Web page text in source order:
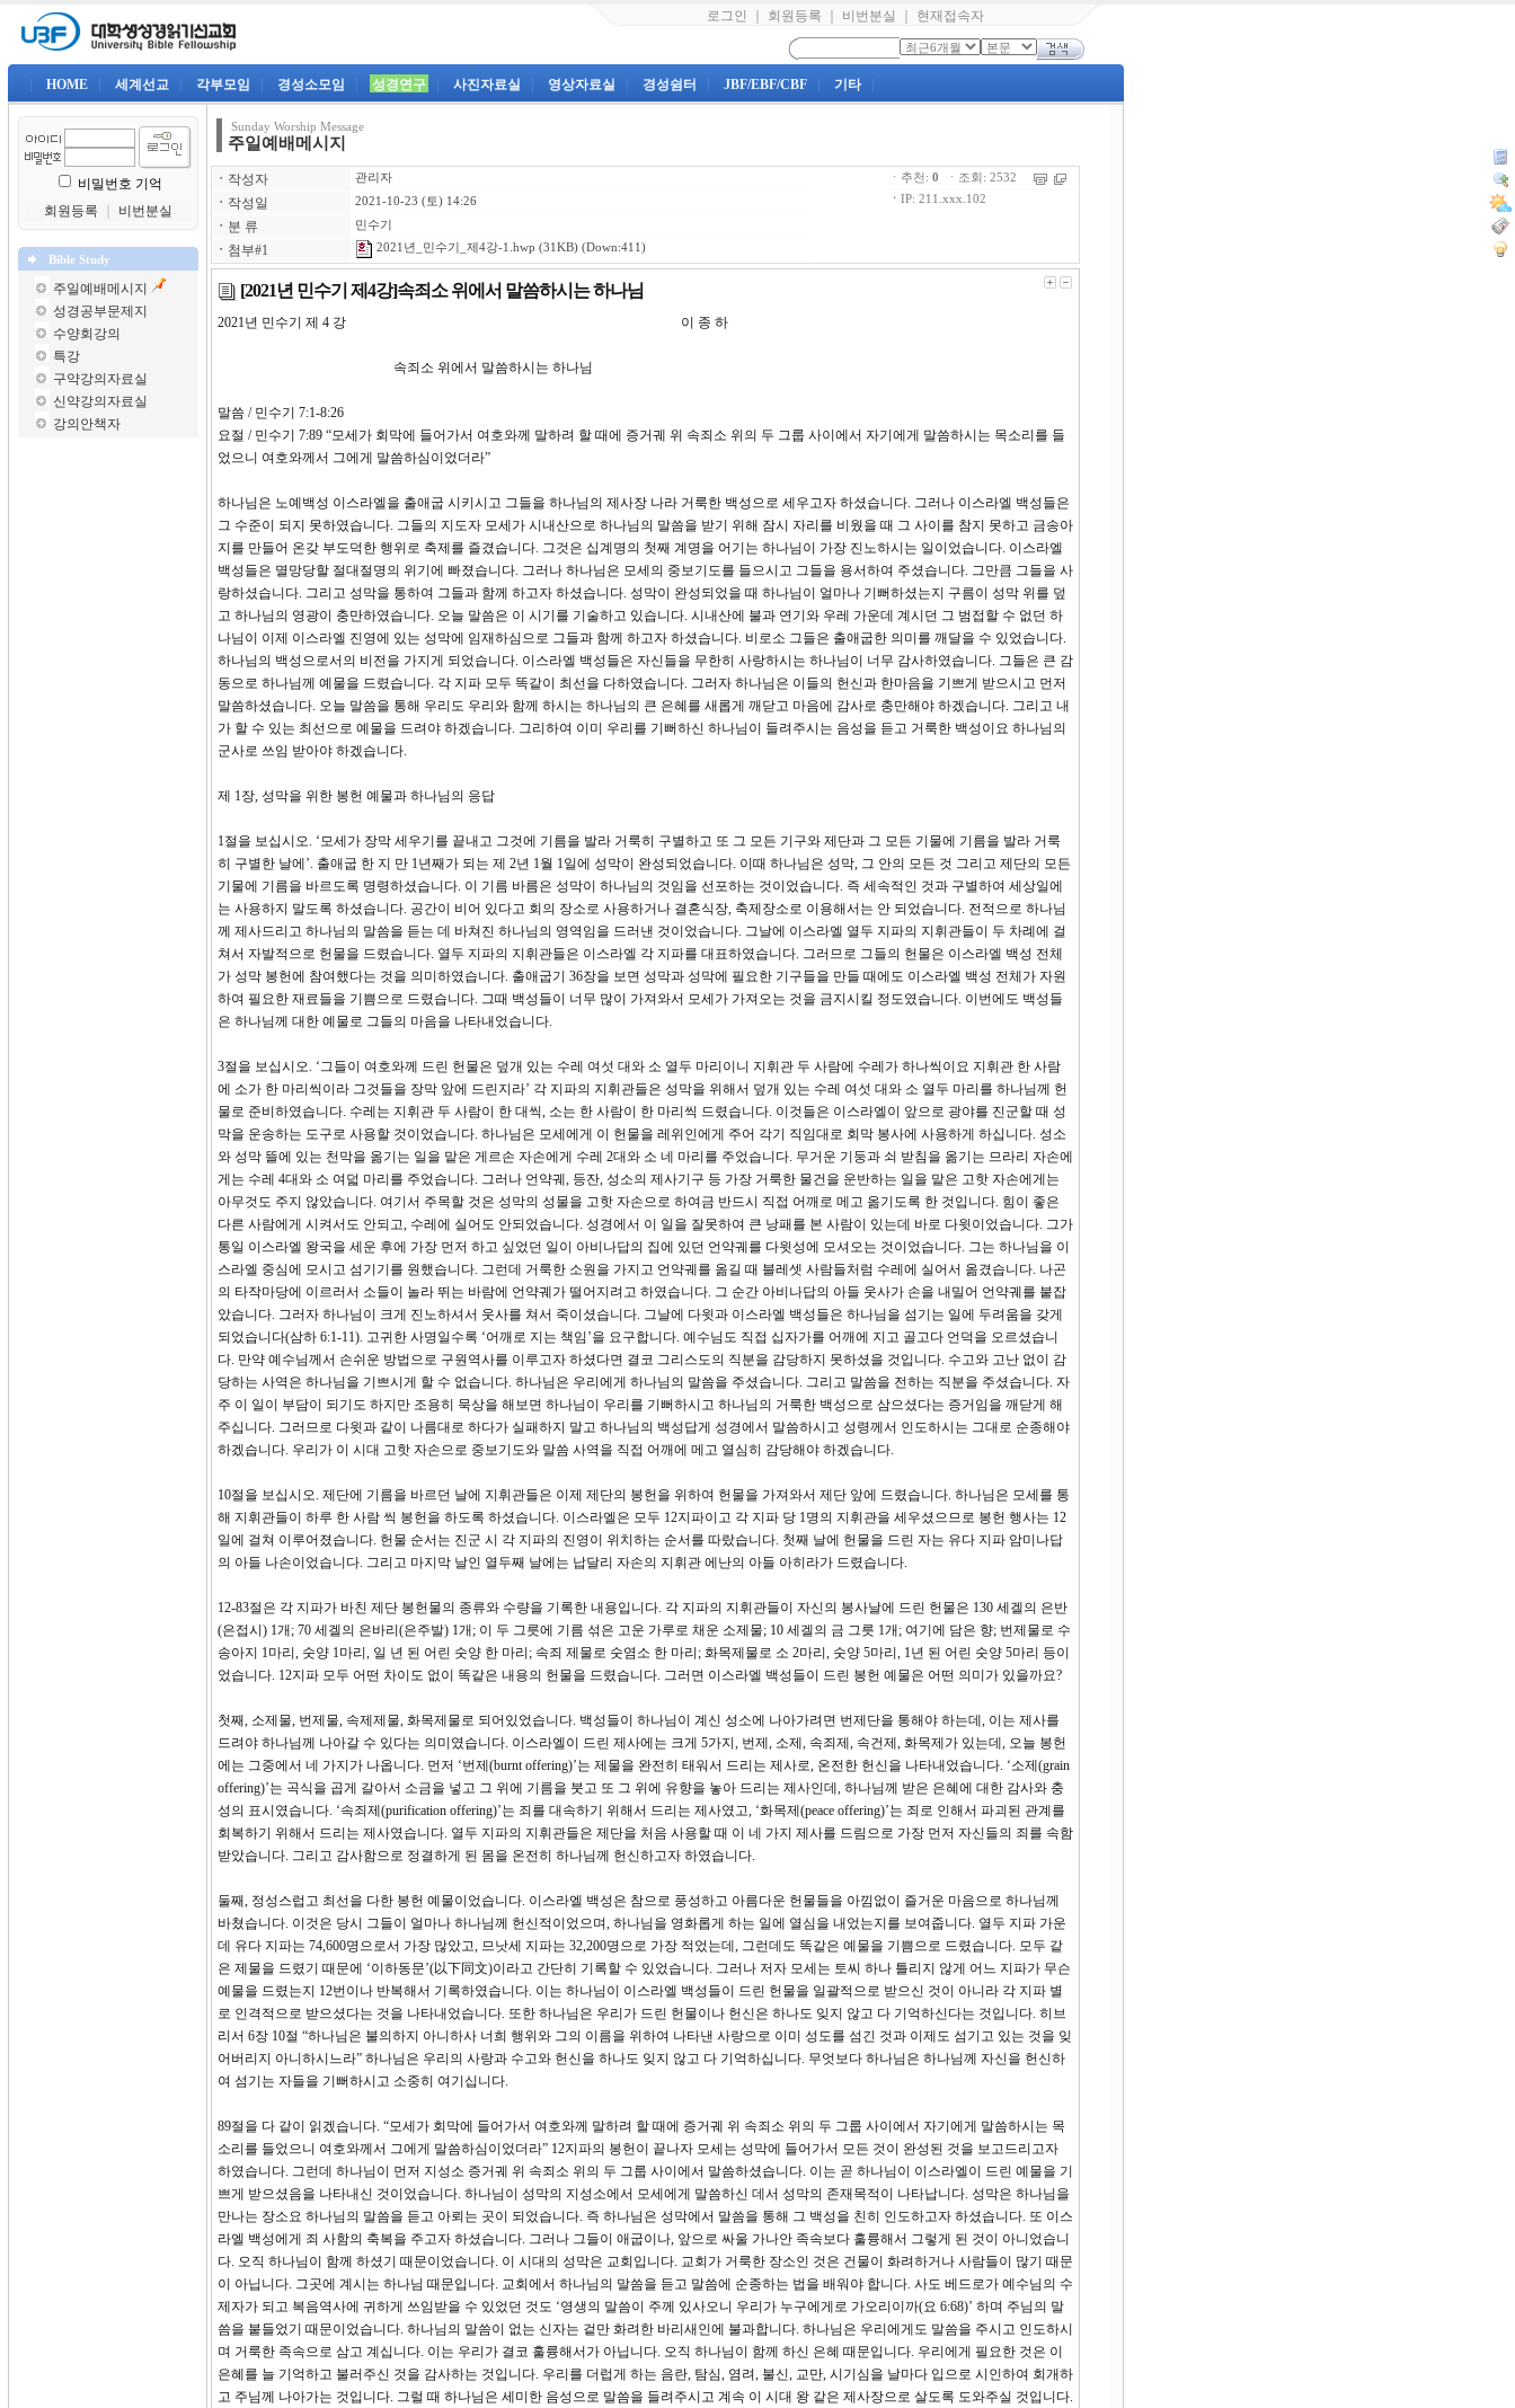
로그인 회원등록 비번분실 현재접속자
HOME 세계선교 각부모임 경성소모임 성경연구 사진자료실 영상자료실 경성쉼터 JBF/EBF/CBF 기타
비밀번호 기억
회원등록
비번분실
Bible Study
주일예배메시지
성경공부문제지
수양회강의
특강
구약강의자료실
신약강의자료실
강의안책자
Sunday Worship Message
주일예배메시지
ㆍ 작성자 관리자
ㆍ 작성일 2021-10-23 (토) 14:26
ㆍ 분 류 민수기
ㆍ 첨부#1 2021년_민수기_제4강-1.hwp (31KB) (Down:411)
ㆍ추천: 0 ㆍ조회: 2532
ㆍ IP: 211.xxx.102
[2021년 민수기 제4강]속죄소 위에서 말씀하시는 하나님
2021년 민수기 제 4 강 이 종 하
속죄소 위에서 말씀하시는 하나님
말씀 / 민수기 7:1-8:26
요절 / 민수기 7:89 “모세가 회막에 들어가서 여호와께 말하려 할 때에 증거궤 위 속죄소 위의 두 그룹 사이에서 자기에게 말씀하시는 목소리를 들
었으니 여호와께서 그에게 말씀하심이었더라”
하나님은 노예백성 이스라엘을 출애굽 시키시고 그들을 하나님의 제사장 나라 거룩한 백성으로 세우고자 하셨습니다. 그러나 이스라엘 백성들은
그 수준이 되지 못하였습니다. 그들의 지도자 모세가 시내산으로 하나님의 말씀을 받기 위해 잠시 자리를 비웠을 때 그 사이를 참지 못하고 금송아
지를 만들어 온갖 부도덕한 행위로 축제를 즐겼습니다. 그것은 십계명의 첫째 계명을 어기는 하나님이 가장 진노하시는 일이었습니다. 이스라엘
백성들은 멸망당할 절대절명의 위기에 빠졌습니다. 그러나 하나님은 모세의 중보기도를 들으시고 그들을 용서하여 주셨습니다. 그만큼 그들을 사
랑하셨습니다. 그리고 성막을 통하여 그들과 함께 하고자 하셨습니다. 성막이 완성되었을 때 하나님이 얼마나 기뻐하셨는지 구름이 성막 위를 덮
고 하나님의 영광이 충만하였습니다. 오늘 말씀은 이 시기를 기술하고 있습니다. 시내산에 불과 연기와 우레 가운데 계시던 그 범접할 수 없던 하
나님이 이제 이스라엘 진영에 있는 성막에 임재하심으로 그들과 함께 하고자 하셨습니다. 비로소 그들은 출애굽한 의미를 깨달을 수 있었습니다.
하나님의 백성으로서의 비전을 가지게 되었습니다. 이스라엘 백성들은 자신들을 무한히 사랑하시는 하나님이 너무 감사하였습니다. 그들은 큰 감
동으로 하나님께 예물을 드렸습니다. 각 지파 모두 똑같이 최선을 다하였습니다. 그러자 하나님은 이들의 헌신과 한마음을 기쁘게 받으시고 먼저
말씀하셨습니다. 오늘 말씀을 통해 우리도 우리와 함께 하시는 하나님의 큰 은혜를 새롭게 깨닫고 마음에 감사로 충만해야 하겠습니다. 그리고 내
가 할 수 있는 최선으로 예물을 드려야 하겠습니다. 그리하여 이미 우리를 기뻐하신 하나님이 들려주시는 음성을 듣고 거룩한 백성이요 하나님의
군사로 쓰임 받아야 하겠습니다.
제 1장, 성막을 위한 봉헌 예물과 하나님의 응답
1절을 보십시오. ‘모세가 장막 세우기를 끝내고 그것에 기름을 발라 거룩히 구별하고 또 그 모든 기구와 제단과 그 모든 기물에 기름을 발라 거룩
히 구별한 날에’. 출애굽 한 지 만 1년째가 되는 제 2년 1월 1일에 성막이 완성되었습니다. 이때 하나님은 성막, 그 안의 모든 것 그리고 제단의 모든
기물에 기름을 바르도록 명령하셨습니다. 이 기름 바름은 성막이 하나님의 것임을 선포하는 것이었습니다. 즉 세속적인 것과 구별하여 세상일에
는 사용하지 말도록 하셨습니다. 공간이 비어 있다고 회의 장소로 사용하거나 결혼식장, 축제장소로 이용해서는 안 되었습니다. 전적으로 하나님
께 제사드리고 하나님의 말씀을 듣는 데 바쳐진 하나님의 영역임을 드러낸 것이었습니다. 그날에 이스라엘 열두 지파의 지휘관들이 두 차례에 걸
쳐서 자발적으로 헌물을 드렸습니다. 열두 지파의 지휘관들은 이스라엘 각 지파를 대표하였습니다. 그러므로 그들의 헌물은 이스라엘 백성 전체
가 성막 봉헌에 참여했다는 것을 의미하였습니다. 출애굽기 36장을 보면 성막과 성막에 필요한 기구들을 만들 때에도 이스라엘 백성 전체가 자원
하여 필요한 재료들을 기쁨으로 드렸습니다. 그때 백성들이 너무 많이 가져와서 모세가 가져오는 것을 금지시킬 정도였습니다. 이번에도 백성들
은 하나님께 대한 예물로 그들의 마음을 나타내었습니다.
3절을 보십시오. ‘그들이 여호와께 드린 헌물은 덮개 있는 수레 여섯 대와 소 열두 마리이니 지휘관 두 사람에 수레가 하나씩이요 지휘관 한 사람
에 소가 한 마리씩이라 그것들을 장막 앞에 드린지라’ 각 지파의 지휘관들은 성막을 위해서 덮개 있는 수레 여섯 대와 소 열두 마리를 하나님께 헌
물로 준비하였습니다. 수레는 지휘관 두 사람이 한 대씩, 소는 한 사람이 한 마리씩 드렸습니다. 이것들은 이스라엘이 앞으로 광야를 진군할 때 성
막을 운송하는 도구로 사용할 것이었습니다. 하나님은 모세에게 이 헌물을 레위인에게 주어 각기 직임대로 회막 봉사에 사용하게 하십니다. 성소
와 성막 뜰에 있는 천막을 옮기는 일을 맡은 게르손 자손에게 수레 2대와 소 네 마리를 주었습니다. 무거운 기둥과 쇠 받침을 옮기는 므라리 자손에
게는 수레 4대와 소 여덟 마리를 주었습니다. 그러나 언약궤, 등잔, 성소의 제사기구 등 가장 거룩한 물건을 운반하는 일을 맡은 고핫 자손에게는
아무것도 주지 않았습니다. 여기서 주목할 것은 성막의 성물을 고핫 자손으로 하여금 반드시 직접 어깨로 메고 옮기도록 한 것입니다. 힘이 좋은
다른 사람에게 시켜서도 안되고, 수레에 실어도 안되었습니다. 성경에서 이 일을 잘못하여 큰 낭패를 본 사람이 있는데 바로 다윗이었습니다. 그가
통일 이스라엘 왕국을 세운 후에 가장 먼저 하고 싶었던 일이 아비나답의 집에 있던 언약궤를 다윗성에 모셔오는 것이었습니다. 그는 하나님을 이
스라엘 중심에 모시고 섬기기를 원했습니다. 그런데 거룩한 소원을 가지고 언약궤를 옮길 때 블레셋 사람들처럼 수레에 실어서 옮겼습니다. 나곤
의 타작마당에 이르러서 소들이 놀라 뛰는 바람에 언약궤가 떨어지려고 하였습니다. 그 순간 아비나답의 아들 웃사가 손을 내밀어 언약궤를 붙잡
았습니다. 그러자 하나님이 크게 진노하셔서 웃사를 쳐서 죽이셨습니다. 그날에 다윗과 이스라엘 백성들은 하나님을 섬기는 일에 두려움을 갖게
되었습니다(삼하 6:1-11). 고귀한 사명일수록 ‘어깨로 지는 책임’을 요구합니다. 예수님도 직접 십자가를 어깨에 지고 골고다 언덕을 오르셨습니
다. 만약 예수님께서 손쉬운 방법으로 구원역사를 이루고자 하셨다면 결코 그리스도의 직분을 감당하지 못하셨을 것입니다. 수고와 고난 없이 감
당하는 사역은 하나님을 기쁘시게 할 수 없습니다. 하나님은 우리에게 하나님의 말씀을 주셨습니다. 그리고 말씀을 전하는 직분을 주셨습니다. 자
주 이 일이 부담이 되기도 하지만 조용히 묵상을 해보면 하나님이 우리를 기뻐하시고 하나님의 거룩한 백성으로 삼으셨다는 증거임을 깨닫게 해
주십니다. 그러므로 다윗과 같이 나름대로 하다가 실패하지 말고 하나님의 백성답게 성경에서 말씀하시고 성령께서 인도하시는 그대로 순종해야
하겠습니다. 우리가 이 시대 고핫 자손으로 중보기도와 말씀 사역을 직접 어깨에 메고 열심히 감당해야 하겠습니다.
10절을 보십시오. 제단에 기름을 바르던 날에 지휘관들은 이제 제단의 봉헌을 위하여 헌물을 가져와서 제단 앞에 드렸습니다. 하나님은 모세를 통
해 지휘관들이 하루 한 사람 씩 봉헌을 하도록 하셨습니다. 이스라엘은 모두 12지파이고 각 지파 당 1명의 지휘관을 세우셨으므로 봉헌 행사는 12
일에 걸쳐 이루어졌습니다. 헌물 순서는 진군 시 각 지파의 진영이 위치하는 순서를 따랐습니다. 첫째 날에 헌물을 드린 자는 유다 지파 암미나답
의 아들 나손이었습니다. 그리고 마지막 날인 열두째 날에는 납달리 자손의 지휘관 에난의 아들 아히라가 드렸습니다.
12-83절은 각 지파가 바친 제단 봉헌물의 종류와 수량을 기록한 내용입니다. 각 지파의 지휘관들이 자신의 봉사날에 드린 헌물은 130 세겔의 은반
(은접시) 1개; 70 세겔의 은바리(은주발) 1개; 이 두 그릇에 기름 섞은 고운 가루로 채운 소제물; 10 세겔의 금 그릇 1개; 여기에 담은 향; 번제물로 수
송아지 1마리, 숫양 1마리, 일 년 된 어린 숫양 한 마리; 속죄 제물로 숫염소 한 마리; 화목제물로 소 2마리, 숫양 5마리, 1년 된 어린 숫양 5마리 등이
었습니다. 12지파 모두 어떤 차이도 없이 똑같은 내용의 헌물을 드렸습니다. 그러면 이스라엘 백성들이 드린 봉헌 예물은 어떤 의미가 있을까요?
첫째, 소제물, 번제물, 속제제물, 화목제물로 되어있었습니다. 백성들이 하나님이 계신 성소에 나아가려면 번제단을 통해야 하는데, 이는 제사를
드려야 하나님께 나아갈 수 있다는 의미였습니다. 이스라엘이 드린 제사에는 크게 5가지, 번제, 소제, 속죄제, 속건제, 화목제가 있는데, 오늘 봉헌
에는 그중에서 네 가지가 나옵니다. 먼저 ‘번제(burnt offering)’는 제물을 완전히 태워서 드리는 제사로, 온전한 헌신을 나타내었습니다. ‘소제(grain
offering)’는 곡식을 곱게 갈아서 소금을 넣고 그 위에 기름을 붓고 또 그 위에 유향을 놓아 드리는 제사인데, 하나님께 받은 은혜에 대한 감사와 충
성의 표시였습니다. ‘속죄제(purification offering)’는 죄를 대속하기 위해서 드리는 제사였고, ‘화목제(peace offering)’는 죄로 인해서 파괴된 관계를
회복하기 위해서 드리는 제사였습니다. 열두 지파의 지휘관들은 제단을 처음 사용할 때 이 네 가지 제사를 드림으로 가장 먼저 자신들의 죄를 속함
받았습니다. 그리고 감사함으로 정결하게 된 몸을 온전히 하나님께 헌신하고자 하였습니다.
둘째, 정성스럽고 최선을 다한 봉헌 예물이었습니다. 이스라엘 백성은 참으로 풍성하고 아름다운 헌물들을 아낌없이 즐거운 마음으로 하나님께
바쳤습니다. 이것은 당시 그들이 얼마나 하나님께 헌신적이었으며, 하나님을 영화롭게 하는 일에 열심을 내었는지를 보여줍니다. 열두 지파 가운
데 유다 지파는 74,600명으로서 가장 많았고, 므낫세 지파는 32,200명으로 가장 적었는데, 그런데도 똑같은 예물을 기쁨으로 드렸습니다. 모두 같
은 제물을 드렸기 때문에 ‘이하동문’(以下同文)이라고 간단히 기록할 수 있었습니다. 그러나 저자 모세는 토씨 하나 틀리지 않게 어느 지파가 무슨
예물을 드렸는지 12번이나 반복해서 기록하였습니다. 이는 하나님이 이스라엘 백성들이 드린 헌물을 일괄적으로 받으신 것이 아니라 각 지파 별
로 인격적으로 받으셨다는 것을 나타내었습니다. 또한 하나님은 우리가 드린 헌물이나 헌신은 하나도 잊지 않고 다 기억하신다는 것입니다. 히브
리서 6장 10절 “하나님은 불의하지 아니하사 너희 행위와 그의 이름을 위하여 나타낸 사랑으로 이미 성도를 섬긴 것과 이제도 섬기고 있는 것을 잊
어버리지 아니하시느라” 하나님은 우리의 사랑과 수고와 헌신을 하나도 잊지 않고 다 기억하십니다. 무엇보다 하나님은 하나님께 자신을 헌신하
여 섬기는 자들을 기뻐하시고 소중히 여기십니다.
89절을 다 같이 읽겠습니다. “모세가 회막에 들어가서 여호와께 말하려 할 때에 증거궤 위 속죄소 위의 두 그룹 사이에서 자기에게 말씀하시는 목
소리를 들었으니 여호와께서 그에게 말씀하심이었더라” 12지파의 봉헌이 끝나자 모세는 성막에 들어가서 모든 것이 완성된 것을 보고드리고자
하였습니다. 그런데 하나님이 먼저 지성소 증거궤 위 속죄소 위의 두 그룹 사이에서 말씀하셨습니다. 이는 곧 하나님이 이스라엘이 드린 예물을 기
쁘게 받으셨음을 나타내신 것이었습니다. 하나님이 성막의 지성소에서 모세에게 말씀하신 데서 성막의 존재목적이 나타납니다. 성막은 하나님을
만나는 장소요 하나님의 말씀을 듣고 아뢰는 곳이 되었습니다. 즉 하나님은 성막에서 말씀을 통해 그 백성을 친히 인도하고자 하셨습니다. 또 이스
라엘 백성에게 죄 사함의 축복을 주고자 하셨습니다. 그러나 그들이 애굽이나, 앞으로 싸울 가나안 족속보다 훌륭해서 그렇게 된 것이 아니었습니
다. 오직 하나님이 함께 하셨기 때문이었습니다. 이 시대의 성막은 교회입니다. 교회가 거룩한 장소인 것은 건물이 화려하거나 사람들이 많기 때문
이 아닙니다. 그곳에 계시는 하나님 때문입니다. 교회에서 하나님의 말씀을 듣고 말씀에 순종하는 법을 배워야 합니다. 사도 베드로가 예수님의 수
제자가 되고 복음역사에 귀하게 쓰임받을 수 있었던 것도 ‘영생의 말씀이 주께 있사오니 우리가 누구에게로 가오리이까(요 6:68)’ 하며 주님의 말
씀을 붙들었기 때문이었습니다. 하나님의 말씀이 없는 신자는 겉만 화려한 바리새인에 불과합니다. 하나님은 우리에게도 말씀을 주시고 인도하시
며 거룩한 족속으로 삼고 계십니다. 이는 우리가 결코 훌륭해서가 아닙니다. 오직 하나님이 함께 하신 은혜 때문입니다. 우리에게 필요한 것은 이
은혜를 늘 기억하고 불러주신 것을 감사하는 것입니다. 우리를 더럽게 하는 음란, 탐심, 염려, 불신, 교만, 시기심을 날마다 입으로 시인하여 회개하
고 주님께 나아가는 것입니다. 그럴 때 하나님은 세미한 음성으로 말씀을 들려주시고 계속 이 시대 왕 같은 제사장으로 살도록 도와주실 것입니다.